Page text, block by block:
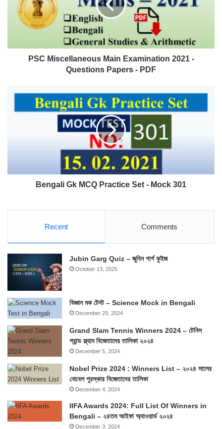
2021
Questions
-
PSC Miscellaneous Main Examination 2021 -
Questions Papers - PDF
MCQ
Bengali Gk MCQ Practice Set - Mock 301
Recent Comments
Jubin Garg Quiz – জুবিন গার্গ কুইজ
October 13, 2025
বিজ্ঞান মক টেস্ট – Science Mock in Bengali
December 29, 2024
Grand Slam Tennis Winners 2024 – টেনিস
গ্রান্ড স্ল্যাম বিজেতাদের তালিকা ২০২৪
December 5, 2024
Nobel Prize 2024 : Winners List – ২০২৪ সালের
নোবেল পুরস্কার বিজেতাদের তালিকা
December 4, 2024
IIFA Awards 2024: Full List Of Winners in
Bengali – ২৪তম আইফা অ্যাওয়ার্ড ২০২৪
December 3, 2024